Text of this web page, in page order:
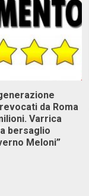
da Roma
Varrica
bersaglio
Meloni”